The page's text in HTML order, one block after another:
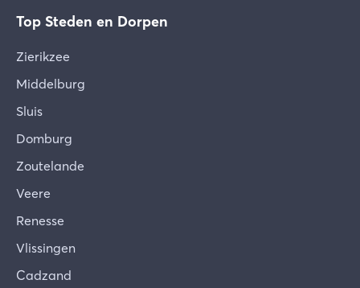
Top Steden en Dorpen
Zierikzee
Middelburg
Sluis
Domburg
Zoutelande
Veere
Renesse
Vlissingen
Cadzand